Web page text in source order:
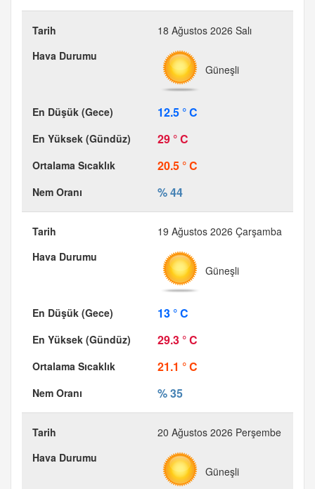
18 Ağustos 2026 Salı
Güneşli
12.5 ° C
29 ° C
20.5 ° C
% 44
19 Ağustos 2026 Çarşamba
Güneşli
13 ° C
29.3 ° C
21.1 ° C
% 35
20 Ağustos 2026 Perşembe
Güneşli